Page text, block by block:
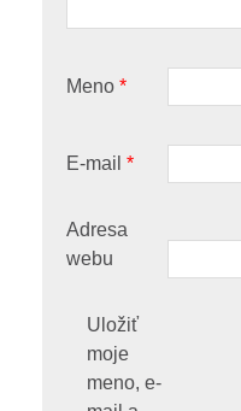
Meno *
E-mail *
Adresa
webu
Uložiť
moje
meno, e-